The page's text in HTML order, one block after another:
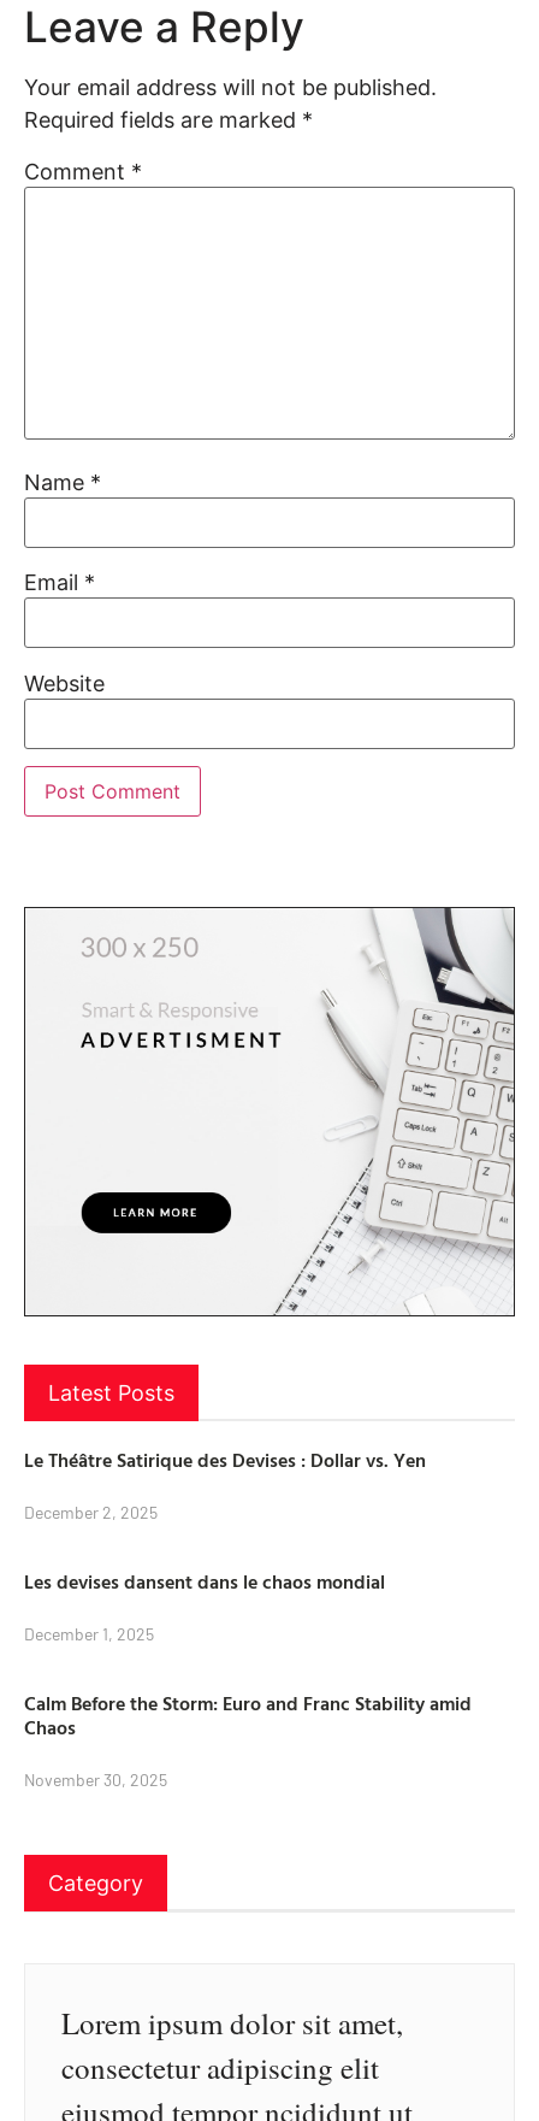
Leave a Reply
Your email address will not be published.
Required fields are marked *
Comment *
Name *
Email *
Website
Latest Posts
Le Théâtre Satirique des Devises : Dollar vs. Yen
December 2, 2025
Les devises dansent dans le chaos mondial
December 1, 2025
Calm Before the Storm: Euro and Franc Stability amid
Chaos
November 30, 2025
Category
Lorem ipsum dolor sit amet,
consectetur adipiscing elit
eiusmod tempor ncididunt ut